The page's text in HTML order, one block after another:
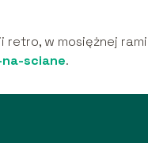
retro, w mosiężnej
sciane.